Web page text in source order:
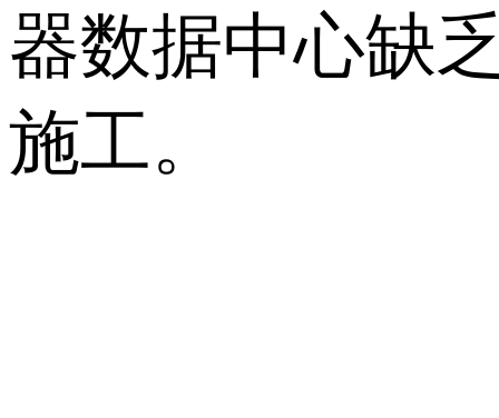
器数据中心缺
施工。